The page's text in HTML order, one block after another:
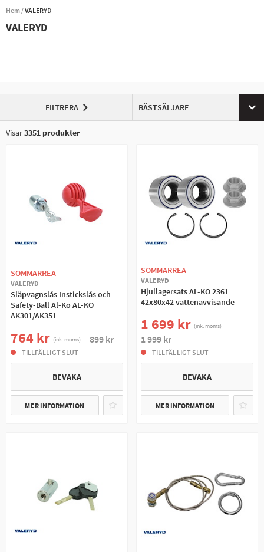
Hem VALERYD
VALERYD
FILTRERA BÄSTSÄLJARE
Visar3351 produkter
SOMMARREA
VALERYD
Släpvagnslås Instickslås och
Safety-Ball Al-Ko AL-KO
AK301/AK351
764 kr (ink. moms) 899 kr
TILLFÄLLIGT SLUT
BEVAKA
MER INFORMATION
SOMMARREA
VALERYD
Hjullagersats AL-KO 2361
42x80x42 vattenavvisande
1 699 kr (ink. moms)
1 999 kr
TILLFÄLLIGT SLUT
BEVAKA
MER INFORMATION